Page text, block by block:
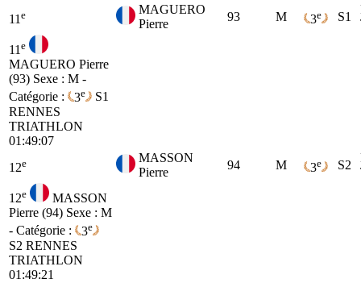
11 e
MAGUERO
Pierre
93 M 3e S1
11 e
MAGUERO Pierre
(93) Sexe : M -
Catégorie :
3e
S1
RENNES
TRIATHLON
01:49:07
12e
MASSON
Pierre
94 M 3e S2
12e
MASSON
Pierre (94) Sexe : M
- Catégorie :
3e
S2 RENNES
TRIATHLON
01:49:21